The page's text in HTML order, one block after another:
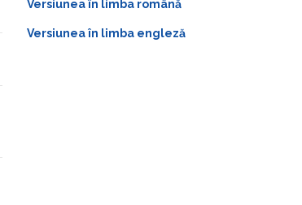
Versiunea în limba română
Versiunea în limba engleză